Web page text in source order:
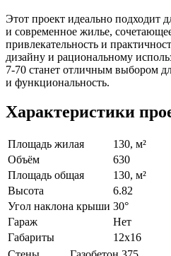
Этот проект идеально подходит
и современное жилье,
привлекательность и
дизайну и рациональному
7-70 станет отличным выбором
и функциональность.
Характеристики
Площадь жилая
130, м²
Объём
630
Площадь общая
130, м²
Высота
6.82
Угол наклона крыши 30°
Гараж
Нет
Габариты
12х16